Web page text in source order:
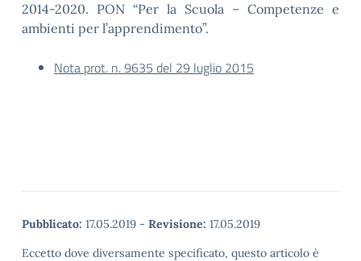
2014-2020. PON “Per la Scuola – Competenze e
ambienti per l’apprendimento”.
Nota prot. n. 9635 del 29 luglio 2015
Pubblicato: 17.05.2019 - Revisione: 17.05.2019
Eccetto dove diversamente specificato, questo articolo è